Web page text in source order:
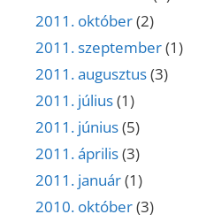
2011. október(2)
2011. szeptember(1)
2011. augusztus(3)
2011. július(1)
2011. június(5)
2011. április(3)
2011. január(1)
2010. október(3)